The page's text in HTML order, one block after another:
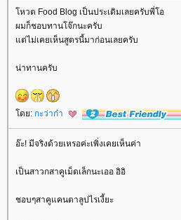
หวต Food Blog เป็นประเดิมเลยครับพี่โอ
ผมก็ชอบทานโจ๊กนะครับ
ต่ไม่เคยเห็นสูตรนี้มาก่อนเลยครับ
น่าทานครับ
ดย: กะว่าก๋า
อ๊ะ! มีจริงด้วยเหรอค่ะเพิ่งเคยเห็นค่า
เป็นสาวกสาคูเม็ดเล็กนะเออ อิอิ
ชอบๆสาคูแคนตาลูปไรเงี้ยะ